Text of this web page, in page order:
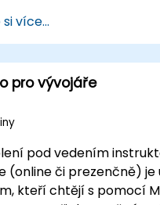
více...
pro vývojáře
pod vedením
(online či prezenčně) je
kteří chtějí s pomocí